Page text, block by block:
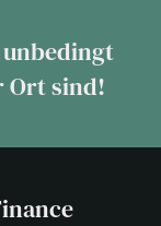
Ort sind!